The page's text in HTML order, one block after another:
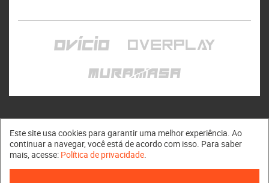
Muramasa © 2011 - 2026
Este site usa cookies para garantir uma melhor experiência. Ao
continuar a navegar, você está de acordo com isso. Para saber
mais, acesse: Política de privacidade.